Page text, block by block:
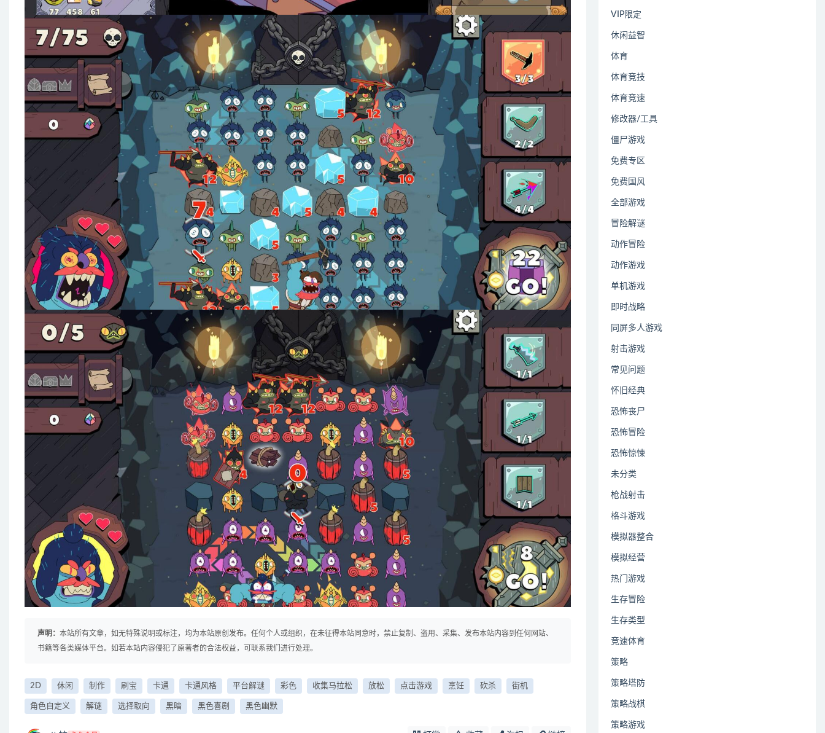
声明： 本站所有文章，如无特殊说明或标注，均为本站原创发布。任何个人或组织，在未征得本站同意时，禁止复制、盗用、采集、发布本站内容到任何网站、
书籍等各类媒体平台。如若本站内容侵犯了原著者的合法权益，可联系我们进行处理。
2D 休闲 制作 刷宝 卡通 卡通风格 平台解谜 彩色 收集马拉松 放松 点击游戏 烹饪 砍杀 街机
角色自定义 解谜 选择取向 黑暗 黑色喜剧 黑色幽默
VIP限定
休闲益智
体育
体育竞技
体育竞速
修改器/工具
僵尸游戏
免费专区
免费国风
全部游戏
冒险解谜
动作冒险
动作游戏
单机游戏
即时战略
同屏多人游戏
射击游戏
常见问题
怀旧经典
恐怖丧尸
恐怖冒险
恐怖惊悚
未分类
枪战射击
格斗游戏
模拟器整合
模拟经营
热门游戏
生存冒险
生存类型
竞速体育
策略
策略塔防
策略战棋
策略游戏